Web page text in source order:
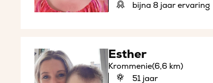
bijna 8 jaar ervaring
Esther
Krommenie(6,6 km)
51 jaar